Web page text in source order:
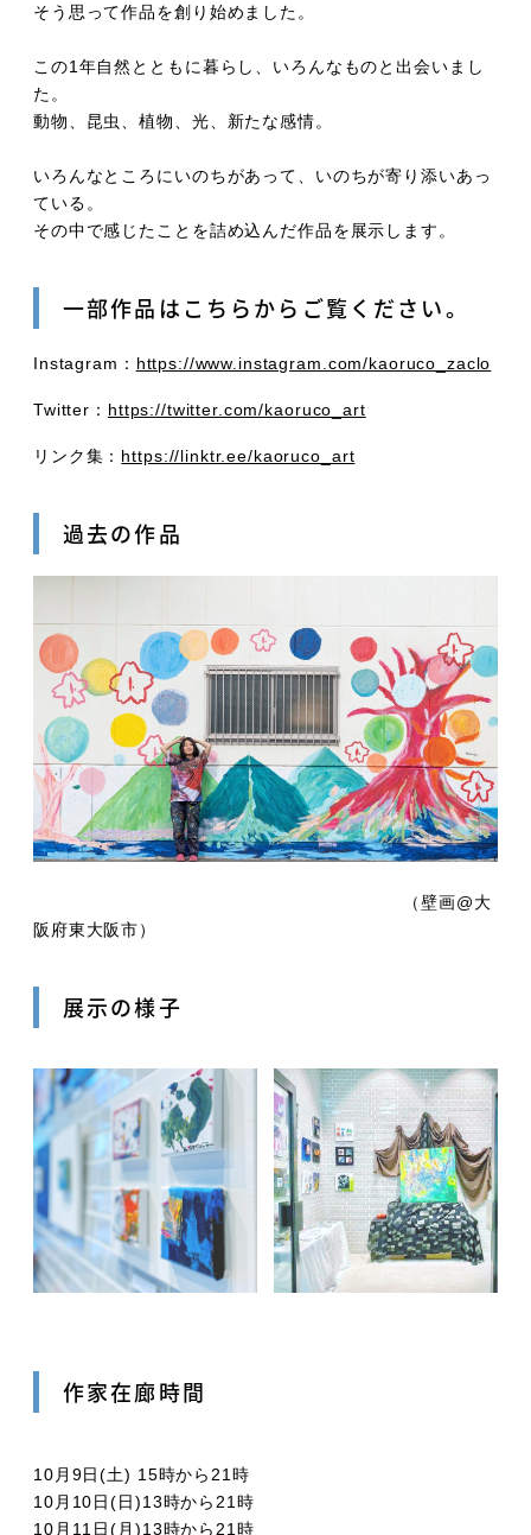
そう思って作品を創り始めました。
この1年自然とともに暮らし、いろんなものと出会いまし
た。
動物、昆虫、植物、光、新たな感情。
いろんなところにいのちがあって、いのちが寄り添いあっ
ている。
その中で感じたことを詰め込んだ作品を展示します。
一部作品はこちらからご覧ください。
Instagram： https://www.instagram.com/kaoruco_zaclo
Twitter： https://twitter.com/kaoruco_art
リンク集： https://linktr.ee/kaoruco_art
過去の作品
（壁画@大
阪府東大阪市）
展示の様子
作家在廊時間
10月9日(土) 15時から21時
10月10日(日)13時から21時
10月11日(月)13時から21時